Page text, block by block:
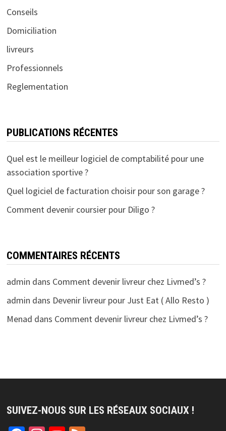
Conseils
Domiciliation
livreurs
Professionnels
Reglementation
PUBLICATIONS RÉCENTES
Quel est le meilleur logiciel de comptabilité pour une
association sportive ?
Quel logiciel de facturation choisir pour son garage ?
Comment devenir coursier pour Diligo ?
COMMENTAIRES RÉCENTS
admin dans Comment devenir livreur chez Livmed’s ?
admin dans Devenir livreur pour Just Eat ( Allo Resto )
Menad dans Comment devenir livreur chez Livmed’s ?
SUIVEZ-NOUS SUR LES RÉSEAUX SOCIAUX !